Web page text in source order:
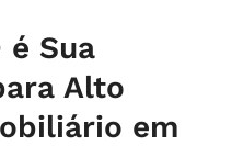
é Sua
Alto
em